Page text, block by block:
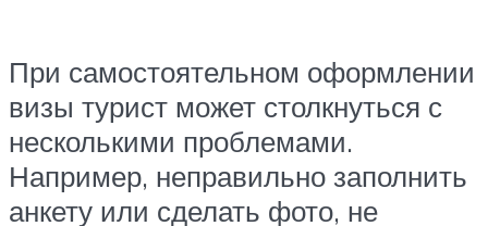
При самостоятельном оформлении
визы турист может столкнуться с
несколькими проблемами.
Например, неправильно заполнить
анкету или сделать фото, не